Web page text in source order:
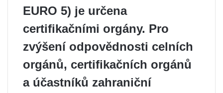
EURO 5) je určena
certifikačními orgány. Pro
zvýšení odpovědnosti celních
orgánů, certifikačních orgánů
a účastníků zahraniční